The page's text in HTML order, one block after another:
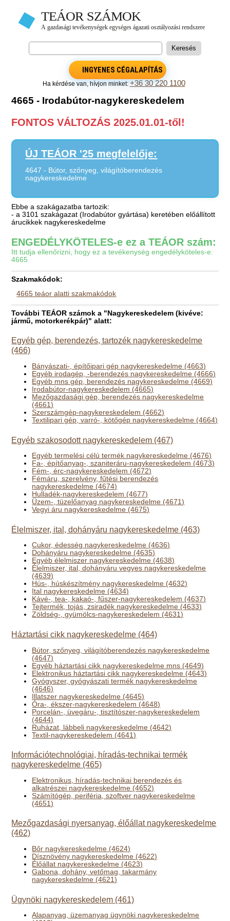
INGYENES CÉGALAPÍTÁS
Ha kérdése van, hívjon minket: +36 30 220 1100
4665 - Irodabútor-nagykereskedelem
FONTOS VÁLTOZÁS 2025.01.01-től!
ÚJ TEÁOR '25 megfelelője:
4647 - Bútor, szőnyeg, világítóberendezés
nagykereskedelme
Ebbe a szakágazatba tartozik:
- a 3101 szakágazat (Irodabútor gyártása) keretében előállított
árucikkek nagykereskedelme
ENGEDÉLYKÖTELES-e ez a TEÁOR szám:
Itt tudja ellenőrizni, hogy ez a tevékenység engedélyköteles-e:
4665
Szakmakódok:
4665 teáor alatti szakmakódok
További TEÁOR számok a "Nagykereskedelem (kivéve:
jármű, motorkerékpár)" alatt:
Egyéb gép, berendezés, tartozék nagykereskedelme
(466)
Bányászati-, építőipari gép nagykereskedelme (4663)
Egyéb irodagép, -berendezés nagykereskedelme (4666)
Egyéb mns gép, berendezés nagykereskedelme (4669)
Irodabútor-nagykereskedelem (4665)
Mezőgazdasági gép, berendezés nagykereskedelme
(4661)
Szerszámgép-nagykereskedelem (4662)
Textilipari gép, varró-, kötőgép nagykereskedelme (4664)
Egyéb szakosodott nagykereskedelem (467)
Egyéb termelési célú termék nagykereskedelme (4676)
Fa-, építőanyag-, szaniteráru-nagykereskedelem (4673)
Fém-, érc-nagykereskedelem (4672)
Fémáru, szerelvény, fűtési berendezés
nagykereskedelme (4674)
Hulladék-nagykereskedelem (4677)
Üzem-, tüzelőanyag nagykereskedelme (4671)
Vegyi áru nagykereskedelme (4675)
Élelmiszer, ital, dohányáru nagykereskedelme (463)
Cukor, édesség nagykereskedelme (4636)
Dohányáru nagykereskedelme (4635)
Egyéb élelmiszer nagykereskedelme (4638)
Élelmiszer, ital, dohányáru vegyes nagykereskedelme
(4639)
Hús-, húskészítmény nagykereskedelme (4632)
Ital nagykereskedelme (4634)
Kávé-, tea-, kakaó-, fűszer-nagykereskedelem (4637)
Tejtermék, tojás, zsiradék nagykereskedelme (4633)
Zöldség-, gyümölcs-nagykereskedelem (4631)
Háztartási cikk nagykereskedelme (464)
Bútor, szőnyeg, világítóberendezés nagykereskedelme
(4647)
Egyéb háztartási cikk nagykereskedelme mns (4649)
Elektronikus háztartási cikk nagykereskedelme (4643)
Gyógyszer, gyógyászati termék nagykereskedelme
(4646)
Illatszer nagykereskedelme (4645)
Óra-, ékszer-nagykereskedelem (4648)
Porcelán-, üvegáru-, tisztítószer-nagykereskedelem
(4644)
Ruházat, lábbeli nagykereskedelme (4642)
Textil-nagykereskedelem (4641)
Információtechnológiai, híradás-technikai termék
nagykereskedelme (465)
Elektronikus, híradás-technikai berendezés és
alkatrészei nagykereskedelme (4652)
Számítógép, periféria, szoftver nagykereskedelme
(4651)
Mezőgazdasági nyersanyag, élőállat nagykereskedelme
(462)
Bőr nagykereskedelme (4624)
Dísznövény nagykereskedelme (4622)
Élőállat nagykereskedelme (4623)
Gabona, dohány, vetőmag, takarmány
nagykereskedelme (4621)
Ügynöki nagykereskedelem (461)
Alapanyag, üzemanyag ügynöki nagykereskedelme